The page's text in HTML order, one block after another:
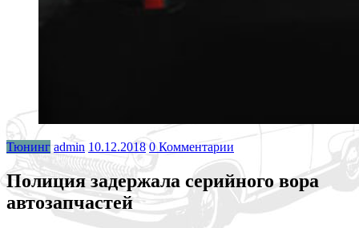
Тюнинг admin 10.12.2018 0 Комментарии
Полиция задержала серийного вора
автозапчастей